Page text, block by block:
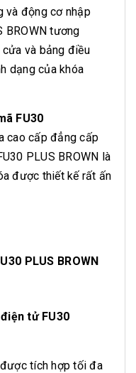
và động cơ nhập
BROWN tương
và bảng điều
dạng của khóa
FU30
cao cấp đẳng cấp
PLUS BROWN là
được thiết kế rất ấn
PLUS BROWN
tử FU30
tích hợp tối đa